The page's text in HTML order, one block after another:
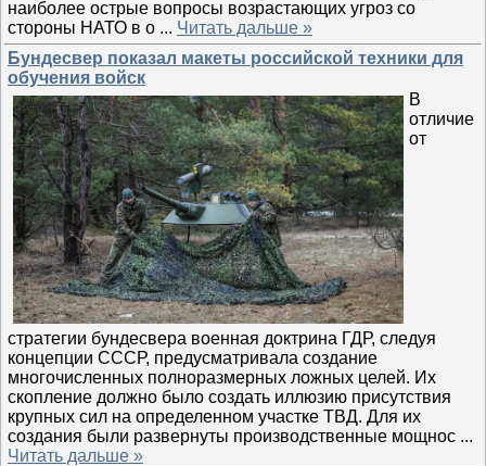
наиболее острые вопросы возрастающих угроз со
стороны НАТО в о ... Читать дальше »
Бундесвер показал макеты российской техники для
обучения войск
В
отличие
от
стратегии бундесвера военная доктрина ГДР, следуя
концепции СССР, предусматривала создание
многочисленных полноразмерных ложных целей. Их
скопление должно было создать иллюзию присутствия
крупных сил на определенном участке ТВД. Для их
создания были развернуты производственные мощнос ...
Читать дальше »